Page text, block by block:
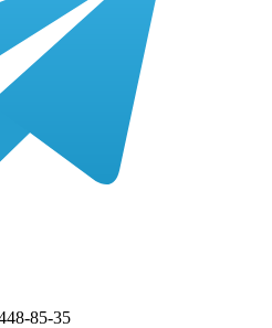
85-35